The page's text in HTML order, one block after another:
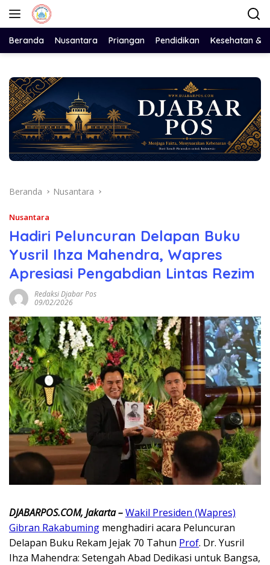
Langsung
Beranda Nusantara Priangan Pendidikan Kesehatan &
Beranda Nusantara
Nusantara
Hadiri Peluncuran Delapan Buku
Yusril Ihza Mahendra, Wapres
Apresiasi Pengabdian Lintas Rezim
Redaksi Djabar Pos
09/02/2026
DJABARPOS.COM, Jakarta –Wakil Presiden (Wapres)
Gibran Rakabuming menghadiri acara Peluncuran
Delapan Buku Rekam Jejak 70 Tahun Prof. Dr. Yusril
Ihza Mahendra: Setengah Abad Dedikasi untuk Bangsa,